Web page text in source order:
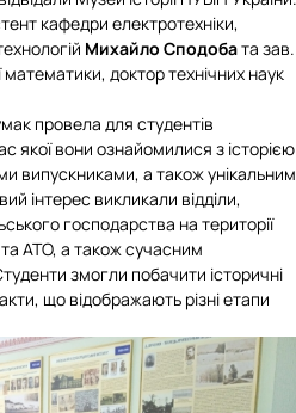
кафедри електротехніки,
Михайло Сподобата зав.
доктор технічних наук
провела для студентів
якої вони ознайомилися з історією
випускниками, а також
інтерес викликали відділи,
господарства на території
та АТО, а також сучасним
змогли побачити історичні
що відображають різні етапи